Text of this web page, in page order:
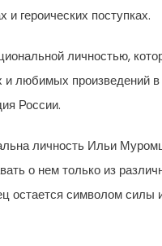
и героических поступках.
личностью,
любимых произведений в
России.
личность Ильи
о нем только из
остается символом